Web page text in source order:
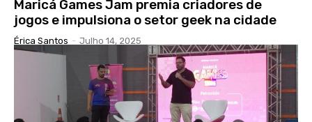
Maricá Games Jam premia criadores de
jogos e impulsiona o setor geek na cidade
Érica Santos - Julho 14, 2025